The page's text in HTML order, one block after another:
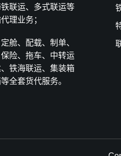
联运、多式联运等
理业务；
舱、配载、制单、
险、拖车、中转运
铁海联运、集装箱
全套货代服务。